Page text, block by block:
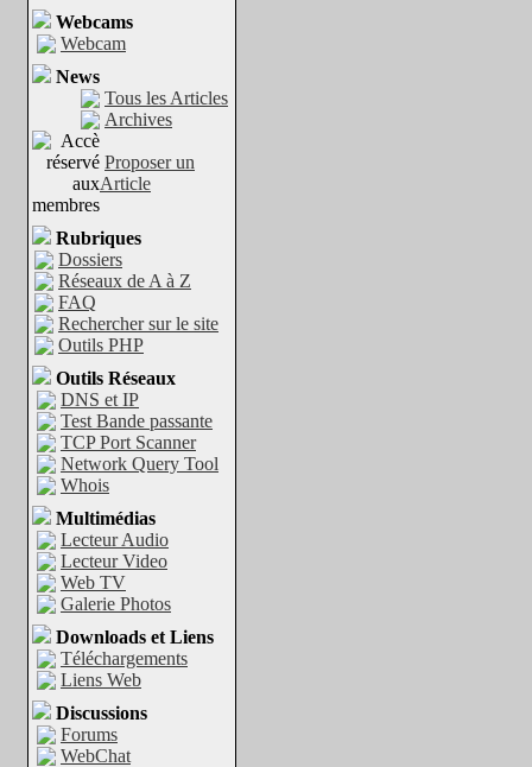
Webcams
Webcam
News
Tous les Articles
Archives
Proposer un
Article
Rubriques
Dossiers
Réseaux de A à Z
FAQ
Rechercher sur le site
Outils PHP
Outils Réseaux
DNS et IP
Test Bande passante
TCP Port Scanner
Network Query Tool
Whois
Multimédias
Lecteur Audio
Lecteur Video
Web TV
Galerie Photos
Downloads et Liens
Téléchargements
Liens Web
Discussions
Forums
WebChat